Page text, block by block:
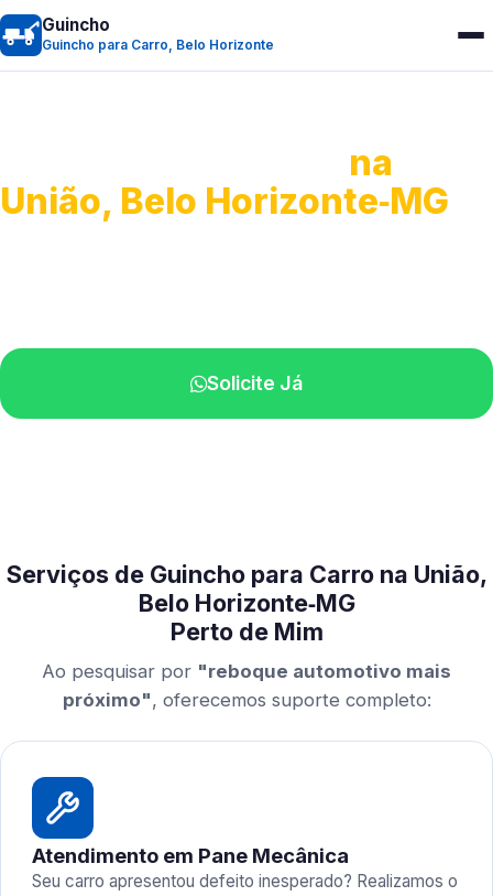
Guincho
Guincho para Carro, Belo Horizonte
na
União, Belo Horizonte‑MG
Solicite Já
Serviços de Guincho para Carro na União,
Belo Horizonte‑MG
Perto de Mim
Ao pesquisar por "reboque automotivo mais
próximo", oferecemos suporte completo:
Atendimento em Pane Mecânica
Seu carro apresentou defeito inesperado? Realizamos o